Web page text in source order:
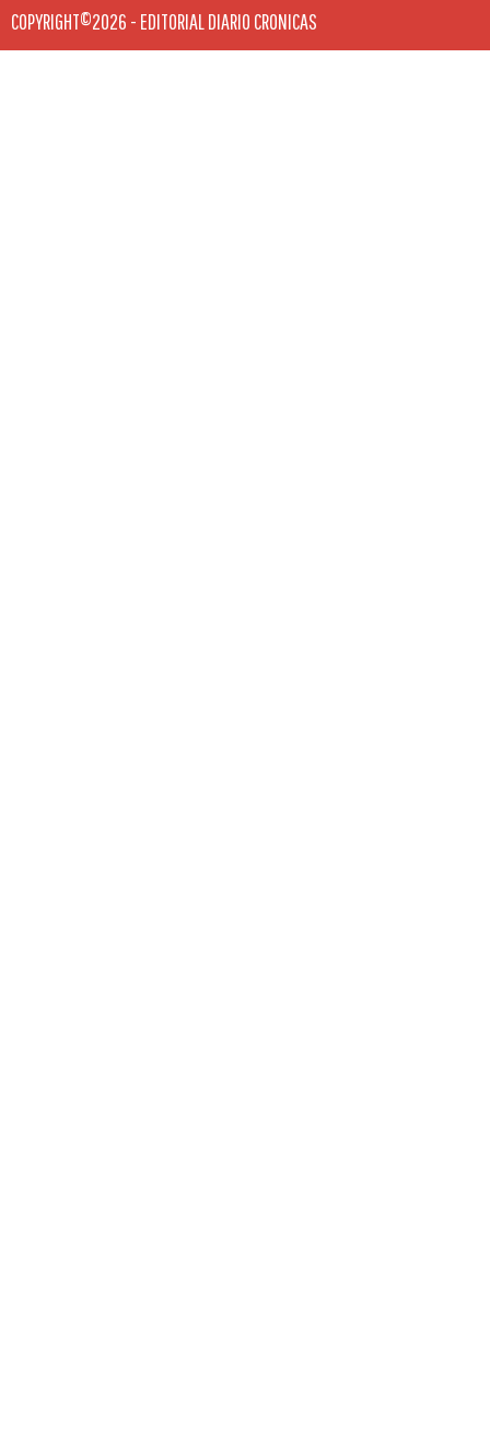
COPYRIGHT©2026 - EDITORIAL DIARIO CRONICAS